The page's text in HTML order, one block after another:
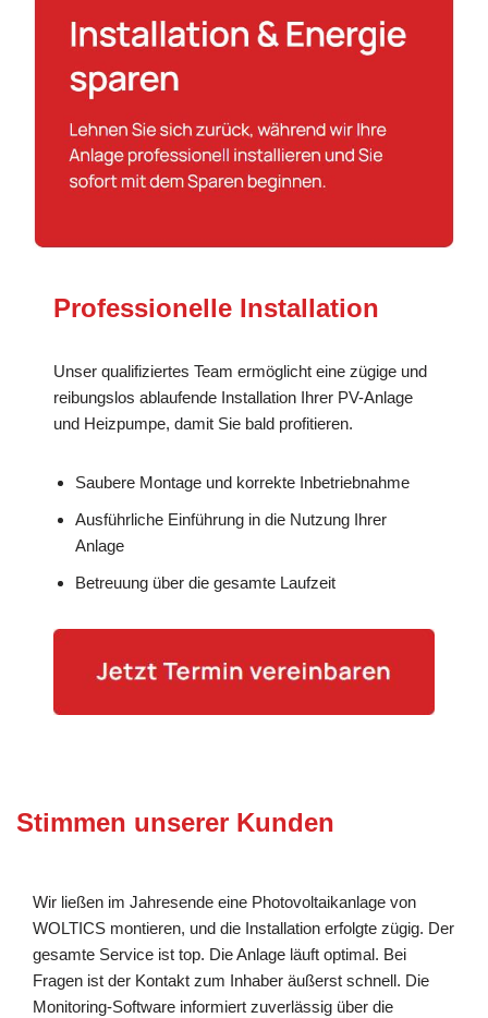
Professionelle Installation
Unser qualifiziertes Team ermöglicht eine zügige und
reibungslos ablaufende Installation Ihrer PV-Anlage
und Heizpumpe, damit Sie bald profitieren.
Saubere Montage und korrekte Inbetriebnahme
Ausführliche Einführung in die Nutzung Ihrer
Anlage
Betreuung über die gesamte Laufzeit
Stimmen unserer Kunden
Wir ließen im Jahresende eine Photovoltaikanlage von
WOLTICS montieren, und die Installation erfolgte zügig. Der
gesamte Service ist top. Die Anlage läuft optimal. Bei
Fragen ist der Kontakt zum Inhaber äußerst schnell. Die
Monitoring-Software informiert zuverlässig über die